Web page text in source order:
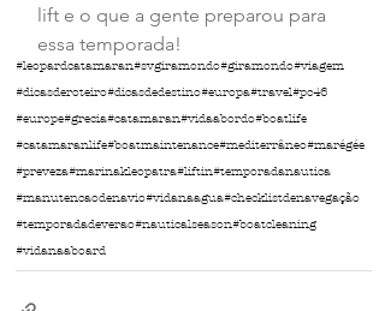
lift e o que a gente preparou para
essa temporada!
#leopardcatamaran#svgiramondo#giramondo#viagem
#dicasderoteiro#dicasdedestino#europa#travel#pc46
#europe#grecia#catamaran#vidaabordo#boatlife
#catamaranlife#boatmaintenance#mediterrâneo#marégée
#preveza#marinakleopatra#liftin#temporadanautica
#manutencaodenavio#vidanaagua#checklistdenavegação
#temporadadeverao#nauticalseason#boatcleaning
#vidanaaboard